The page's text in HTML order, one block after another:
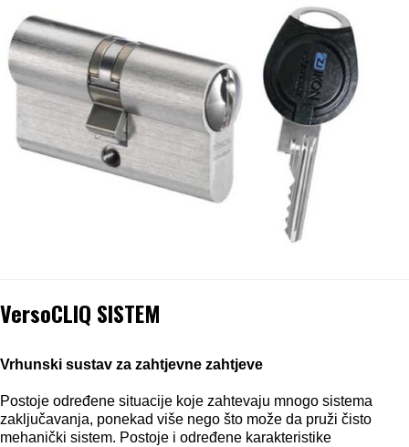
VersoCLIQ SISTEM
Vrhunski sustav za zahtjevne zahtjeve
Postoje određene situacije koje zahtevaju mnogo sistema
zaključavanja, ponekad više nego što može da pruži čisto
mehanički sistem. Postoje i određene karakteristike